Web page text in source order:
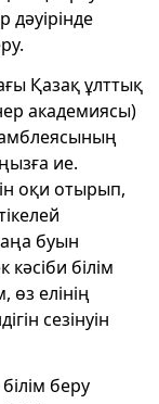
Қазақ ұлттық
академиясы)
ие.
оқи отырып,
буын
білім
өз елінің
сезінуін
беру